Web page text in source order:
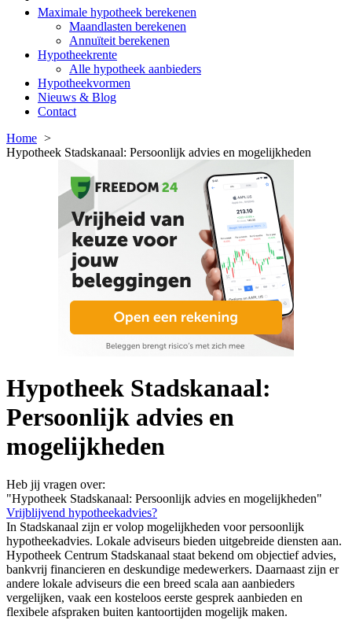
Maximale hypotheek berekenen
Maandlasten berekenen
Annuïteit berekenen
Hypotheekrente
Alle hypotheek aanbieders
Hypotheekvormen
Nieuws & Blog
Contact
Home
Hypotheek Stadskanaal: Persoonlijk advies en mogelijkheden
Hypotheek Stadskanaal:
Persoonlijk advies en
mogelijkheden
Heb jij vragen over:
"Hypotheek Stadskanaal: Persoonlijk advies en mogelijkheden"
Vrijblijvend hypotheekadvies?
In Stadskanaal zijn er volop mogelijkheden voor persoonlijk
hypotheekadvies. Lokale adviseurs bieden uitgebreide diensten aan.
Hypotheek Centrum Stadskanaal staat bekend om objectief advies,
bankvrij financieren en deskundige medewerkers. Daarnaast zijn er
andere lokale adviseurs die een breed scala aan aanbieders
vergelijken, vaak een kosteloos eerste gesprek aanbieden en
flexibele afspraken buiten kantoortijden mogelijk maken.